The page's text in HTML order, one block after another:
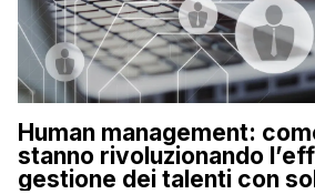
Human management:
stanno rivoluzionando
gestione dei talenti con